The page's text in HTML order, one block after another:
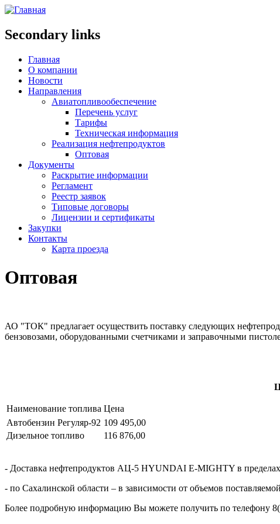
Secondary links
Главная
О компании
Новости
Направления
Авиатопливообеспечение
Перечень услуг
Тарифы
Техническая информация
Реализация нефтепродуктов
Оптовая
Документы
Раскрытие информации
Регламент
Реестр заявок
Типовые договоры
Лицензии и сертификаты
Закупки
Контакты
Карта проезда
Оптовая
АО "ТОК" предлагает осуществить поставку следующих
бензовозами, оборудованными счетчиками и заправочными
Наименование топлива Цена
Автобензин Регуляр-92 109 495,00
Дизельное топливо
116 876,00
- Доставка нефтепродуктов АЦ-5 HYUNDAI E-MIGHTY в
- по Сахалинской области – в зависимости от объемов
Более подробную информацию Вы можете получить по телефону